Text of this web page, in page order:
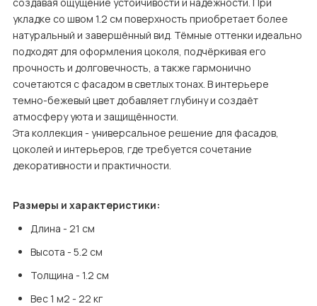
укладке со швом 1.2 см поверхность приобретает более
натуральный и завершённый вид. Тёмные оттенки идеально
подходят для оформления цоколя, подчёркивая его
прочность и долговечность, а также гармонично
сочетаются с фасадом в светлых тонах. В интерьере
темно-бежевый цвет добавляет глубину и создаёт
атмосферу уюта и защищённости.
Эта коллекция - универсальное решение для фасадов,
цоколей и интерьеров, где требуется сочетание
декоративности и практичности.
Размеры и характеристики:
Длина - 21 см
Высота - 5.2 см
Толщина - 1.2 см
Вес 1 м2 - 22 кг